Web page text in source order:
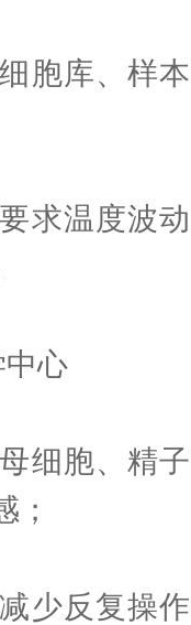
胞库、样
求温度波
心
细胞、精
；
少反复操